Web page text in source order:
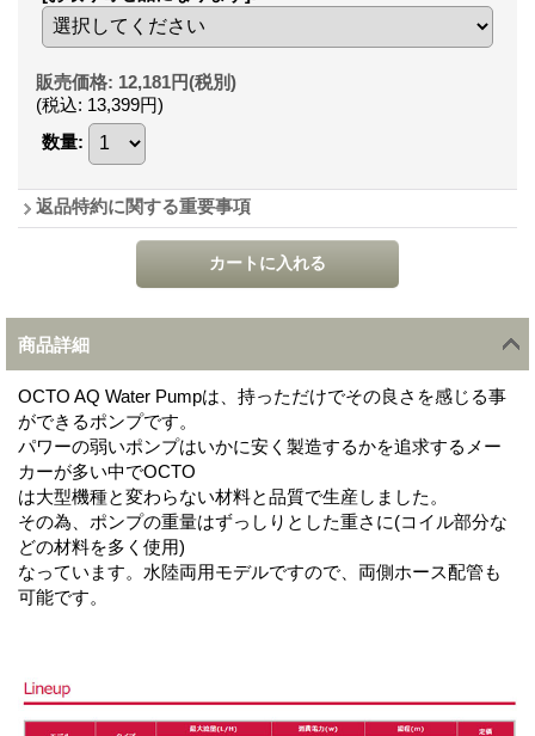
販売価格: 12,181円(税別)
(税込: 13,399円)
数量:
返品特約に関する重要事項
商品詳細
OCTO AQ Water Pumpは、持っただけでその良さを感じる事
ができるポンプです。
パワーの弱いポンプはいかに安く製造するかを追求するメー
カーが多い中でOCTO
は大型機種と変わらない材料と品質で生産しました。
その為、ポンプの重量はずっしりとした重さに(コイル部分な
どの材料を多く使用)
なっています。水陸両用モデルですので、両側ホース配管も
可能です。